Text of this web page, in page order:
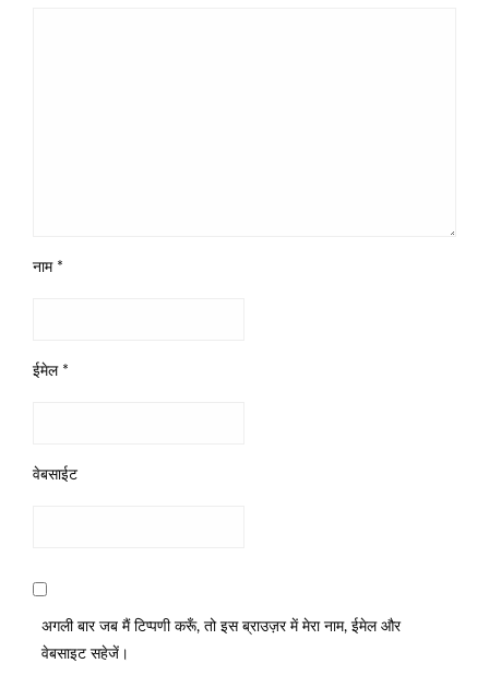
नाम *
ईमेल *
वेबसाईट
अगली बार जब मैं टिप्पणी करूँ, तो इस ब्राउज़र में मेरा नाम, ईमेल और
वेबसाइट सहेजें।